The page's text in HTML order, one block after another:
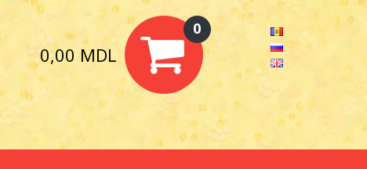
0
0,00 MDL